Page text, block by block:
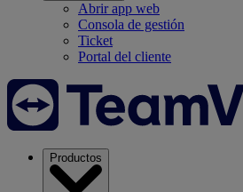
Abrir app web
Consola de gestión
Ticket
Portal del cliente
Productos